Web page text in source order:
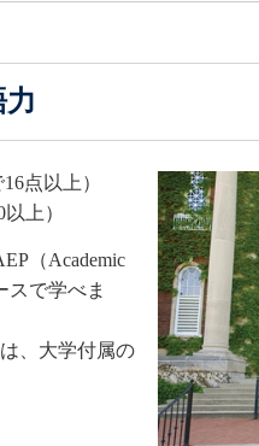
点以上）
上）
（Academic
スで学べま
、大学付属の